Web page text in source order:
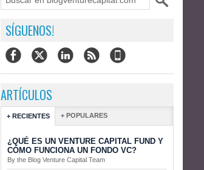
SÍGUENOS!
ARTÍCULOS
+ RECIENTES + POPULARES
¿QUÉ ES UN VENTURE CAPITAL FUND Y
CÓMO FUNCIONA UN FONDO VC?
By the Blog Venture Capital Team